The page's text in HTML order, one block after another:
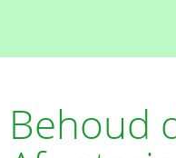
Behoud